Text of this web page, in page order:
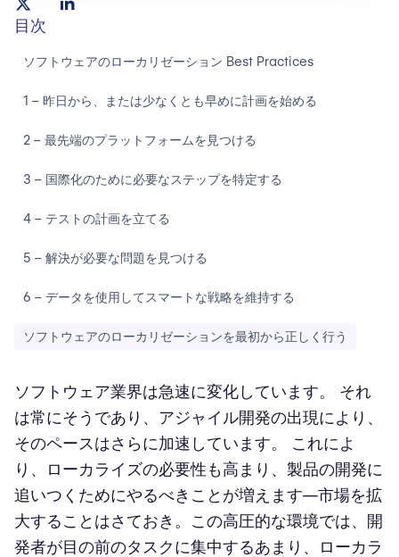
目次
ソフトウェアのローカリゼーション Best Practices
1 – 昨日から、または少なくとも早めに計画を始める
2 – 最先端のプラットフォームを見つける
3 – 国際化のために必要なステップを特定する
4 – テストの計画を立てる
5 – 解決が必要な問題を見つける
6 – データを使用してスマートな戦略を維持する
ソフトウェアのローカリゼーションを最初から正しく行う
ソフトウェア業界は急速に変化しています。 それ
は常にそうであり、アジャイル開発の出現により、
そのペースはさらに加速しています。 これによ
り、ローカライズの必要性も高まり、製品の開発に
追いつくためにやるべきことが増えます—市場を拡
大することはさておき。この高圧的な環境では、開
発者が目の前のタスクに集中するあまり、ローカラ